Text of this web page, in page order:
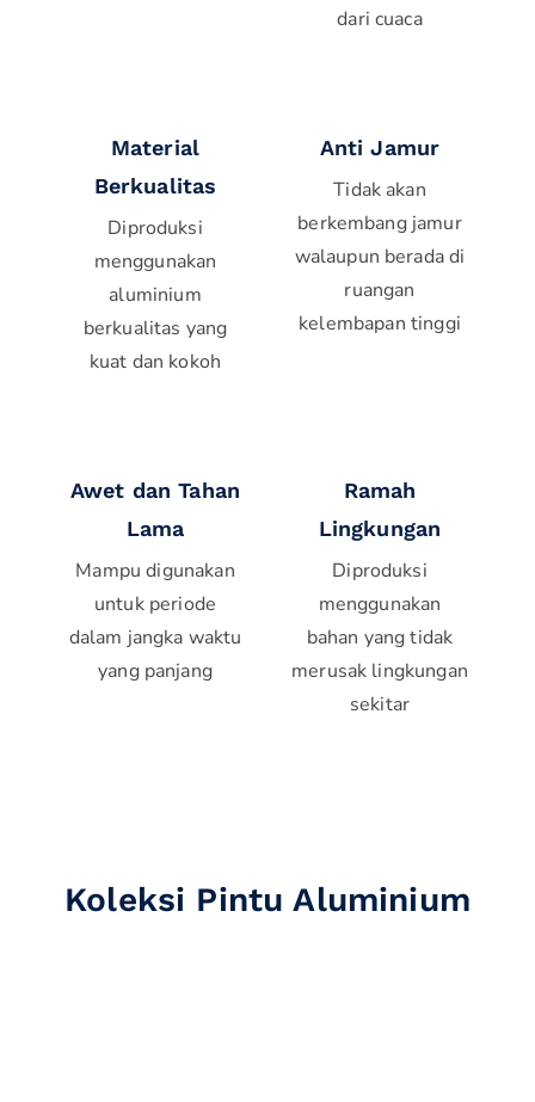
dari cuaca
Material
Berkualitas
Diproduksi
menggunakan
aluminium
berkualitas yang
kuat dan kokoh
Anti Jamur
Tidak akan
berkembang jamur
walaupun berada di
ruangan
kelembapan tinggi
Awet dan Tahan
Lama
Mampu digunakan
untuk periode
dalam jangka waktu
yang panjang
Ramah
Lingkungan
Diproduksi
menggunakan
bahan yang tidak
merusak lingkungan
sekitar
Koleksi Pintu Aluminium